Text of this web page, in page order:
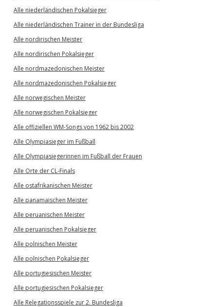
Alle niederländischen Pokalsieger
Alle niederländischen Trainer in der Bundesliga
Alle nordirischen Meister
Alle nordirischen Pokalsieger
Alle nordmazedonischen Meister
Alle nordmazedonischen Pokalsieger
Alle norwegischen Meister
Alle norwegischen Pokalsieger
Alle offiziellen WM-Songs von 1962 bis 2002
Alle Olympiasieger im Fußball
Alle Olympiasiegerinnen im Fußball der Frauen
Alle Orte der CL-Finals
Alle ostafrikanischen Meister
Alle panamaischen Meister
Alle peruanischen Meister
Alle peruanischen Pokalsieger
Alle polnischen Meister
Alle polnischen Pokalsieger
Alle portugiesischen Meister
Alle portugiesischen Pokalsieger
Alle Relegationsspiele zur 2. Bundesliga